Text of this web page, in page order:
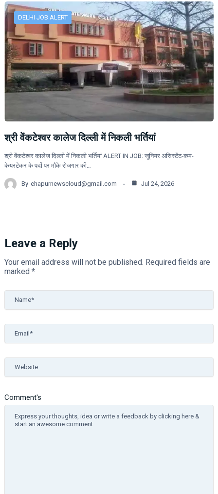
DELHI JOB ALERT
श्री वेंकटेश्वर कालेज दिल्ली में निकली भर्तियां
श्री वेंकटेश्वर कालेज दिल्ली में निकली भर्तियां ALERT IN JOB: जूनियर असिस्टेंट-कम-
केयरटेकर के पदों पर मौके रोजगार की…
By ehapurnewscloud@gmail.com Jul 24, 2026
Leave a Reply
Your email address will not be published. Required fields are
marked *
Comment's
Name*
Email*
Website